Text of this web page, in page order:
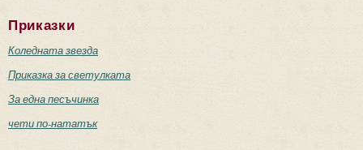
Приказки
Коледната звезда
Приказка за светулката
За една песъчинка
чети по-нататък